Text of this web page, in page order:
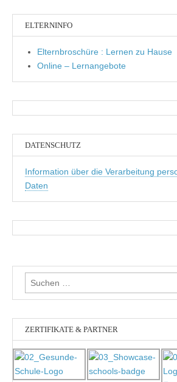
ELTERNINFO
Elternbroschüre : Lernen zu Hause
Online – Lernangebote
DATENSCHUTZ
Information über die Verarbeitung
Daten
Suchen
nach:
ZERTIFIKATE & PARTNER